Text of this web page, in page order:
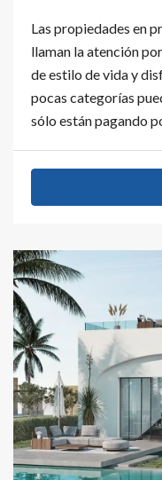
Las propiedades en
llaman la atención
de estilo de vida y
pocas categorías
sólo están pagando